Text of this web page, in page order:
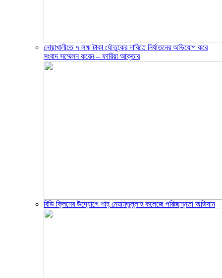
নোয়াখালীতে ৭ লক্ষ টাকা যৌতুকের দাবিতে নির্যাতনের অভিযোগ করে
সংবাদ সম্মেলন করেন – ফারিয়া আক্তার
বিডি ক্লিনের উদ্যোগে শাহ্ নেয়ামতুল্লাহ কলেজে পরিচ্ছন্নতা অভিযান